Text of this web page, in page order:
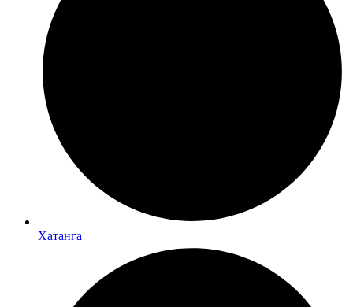
Хатанга